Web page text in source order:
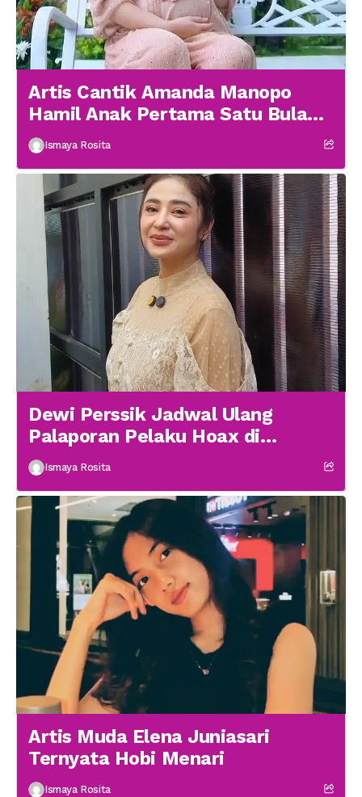
Artis Cantik Amanda Manopo
Hamil Anak Pertama Satu Bulan
menikah
Ismaya Rosita
Dewi Perssik Jadwal Ulang
Palaporan Pelaku Hoax di
Medsos
Ismaya Rosita
Artis Muda Elena Juniasari
Ternyata Hobi Menari
Ismaya Rosita